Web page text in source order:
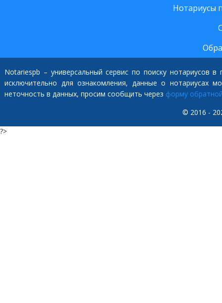
Нотариусы
Notariespb – универсальный сервис по поиску нотариусов
исключительно для ознакомления, данные о нотариусах
неточность в данных, просим сообщить через форму
© 2016 -
?>